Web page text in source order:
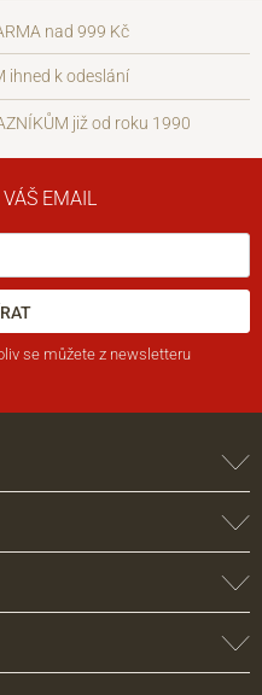
nad 999 Kč
ihned k odeslání
již od roku 1990
EMAIL
se můžete z newsletteru